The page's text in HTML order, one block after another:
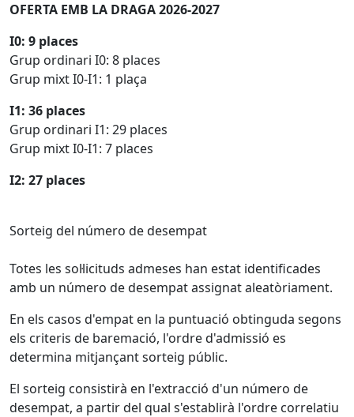
OFERTA EMB LA DRAGA 2026-2027
I0: 9 places
Grup ordinari I0: 8 places
Grup mixt I0-I1: 1 plaça
I1: 36 places
Grup ordinari I1: 29 places
Grup mixt I0-I1: 7 places
I2: 27 places
Sorteig del número de desempat
Totes les sol·licituds admeses han estat identificades
amb un número de desempat assignat aleatòriament.
En els casos d'empat en la puntuació obtinguda segons
els criteris de baremació, l'ordre d'admissió es
determina mitjançant sorteig públic.
El sorteig consistirà en l'extracció d'un número de
desempat, a partir del qual s'establirà l'ordre correlatiu